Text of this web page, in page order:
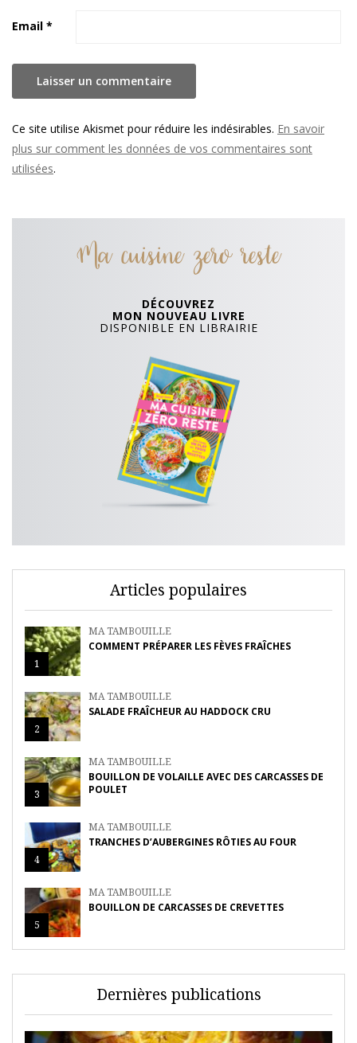
Email *
Ce site utilise Akismet pour réduire les indésirables. En savoir
plus sur comment les données de vos commentaires sont
utilisées.
Ma cuisine zero reste
DÉCOUVREZ
MON NOUVEAU LIVRE
DISPONIBLE EN LIBRAIRIE
Articles populaires
1
MA TAMBOUILLE
COMMENT PRÉPARER LES FÈVES FRAÎCHES
2
MA TAMBOUILLE
SALADE FRAÎCHEUR AU HADDOCK CRU
3
MA TAMBOUILLE
BOUILLON DE VOLAILLE AVEC DES CARCASSES DE
POULET
4
MA TAMBOUILLE
TRANCHES D’AUBERGINES RÔTIES AU FOUR
5
MA TAMBOUILLE
BOUILLON DE CARCASSES DE CREVETTES
Dernières publications